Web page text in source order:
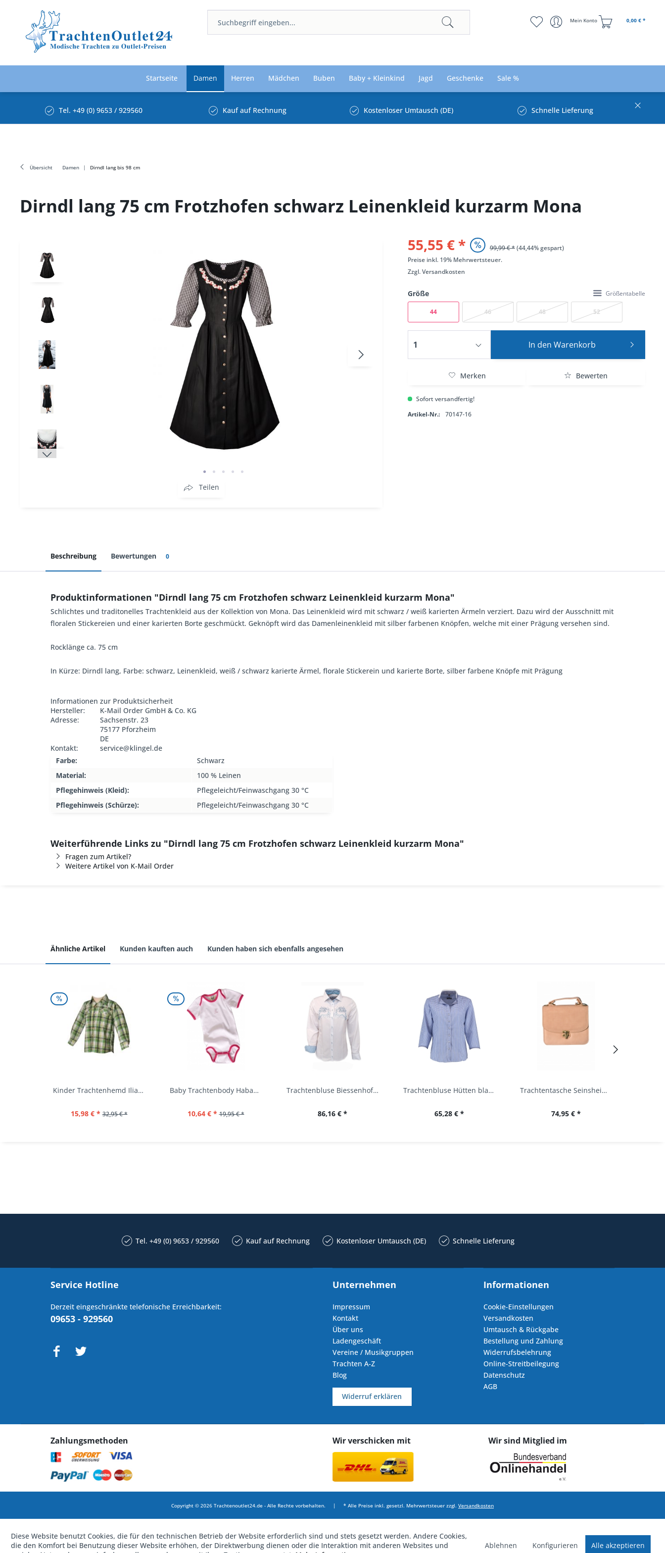
Mein Konto 0,00 € *
Startseite Damen Herren Mädchen Buben Baby + Kleinkind Jagd Geschenke Sale %
Tel. +49 (0) 9653 / 929560 Kauf auf Rechnung Kostenloser Umtausch (DE) Schnelle Lieferung
Übersicht Damen Dirndl lang bis 98 cm
Dirndl lang 75 cm Frotzhofen schwarz Leinenkleid kurzarm Mona
Teilen
55,55 € * 99,99 € *(44,44% gespart)
Preise inkl. 19% Mehrwertsteuer.
Zzgl.Versandkosten
Größe Größentabelle
44 46 48 52
In den Warenkorb
Merken Bewerten
Sofort versandfertig!
Artikel-Nr.:
70147-16
Beschreibung Bewertungen 0
Produktinformationen "Dirndl lang 75 cm Frotzhofen schwarz Leinenkleid kurzarm Mona"
Schlichtes und traditonelles Trachtenkleid aus der Kollektion von Mona. Das Leinenkleid wird mit schwarz / weiß karierten Ärmeln verziert. Dazu wird der Ausschnitt mit
floralen Stickereien und einer karierten Borte geschmückt. Geknöpft wird das Damenleinenkleid mit silber farbenen Knöpfen, welche mit einer Prägung versehen sind.
Rocklänge ca. 75 cm
In Kürze: Dirndl lang, Farbe: schwarz, Leinenkleid, weiß / schwarz karierte Ärmel, florale Stickerein und karierte Borte, silber farbene Knöpfe mit Prägung
Informationen zur Produktsicherheit
Hersteller:
K-Mail Order GmbH & Co. KG
Adresse:
Sachsenstr. 23
75177 Pforzheim
DE
Kontakt:
service@klingel.de
Farbe:
Schwarz
Material:
100 % Leinen
Pflegehinweis (Kleid):
Pflegeleicht/Feinwaschgang 30 °C
Pflegehinweis (Schürze):
Pflegeleicht/Feinwaschgang 30 °C
Weiterführende Links zu "Dirndl lang 75 cm Frotzhofen schwarz Leinenkleid kurzarm Mona"
Fragen zum Artikel?
Weitere Artikel von K-Mail Order
Ähnliche Artikel Kunden kauften auch Kunden haben sich ebenfalls angesehen
Kinder Trachtenhemd Ilias giftgrün langarm...
15,98 € * 32,95 € *
Baby Trachtenbody Habach weiß/pink Isar Trachten
10,64 € * 19,95 € *
Trachtenbluse Biessenhofen weiß Langarm OS...
86,16 € *
Trachtenbluse Hütten blau 7/8 Arm OS Trachten
65,28 € *
Trachtentasche Seinsheim lachs rosa Werner...
74,95 € *
Tel. +49 (0) 9653 / 929560 Kauf auf Rechnung Kostenloser Umtausch (DE) Schnelle Lieferung
Service Hotline
Derzeit eingeschränkte telefonische Erreichbarkeit:
09653 - 929560
Unternehmen
Impressum
Kontakt
Über uns
Ladengeschäft
Vereine / Musikgruppen
Trachten A-Z
Blog
Widerruf erklären
Informationen
Cookie-Einstellungen
Versandkosten
Umtausch & Rückgabe
Bestellung und Zahlung
Widerrufsbelehrung
Online-Streitbeilegung
Datenschutz
AGB
Zahlungsmethoden Wir verschicken mit Wir sind Mitglied im
Copyright © 2026 Trachtenoutlet24.de - Alle Rechte vorbehalten. | * Alle Preise inkl. gesetzl. Mehrwertsteuer zzgl. Versandkosten
Diese Website benutzt Cookies, die für den technischen Betrieb der Website erforderlich sind und stets gesetzt werden. Andere Cookies,
die den Komfort bei Benutzung dieser Website erhöhen, der Direktwerbung dienen oder die Interaktion mit anderen Websites und
Ablehnen Konfigurieren Alle akzeptieren